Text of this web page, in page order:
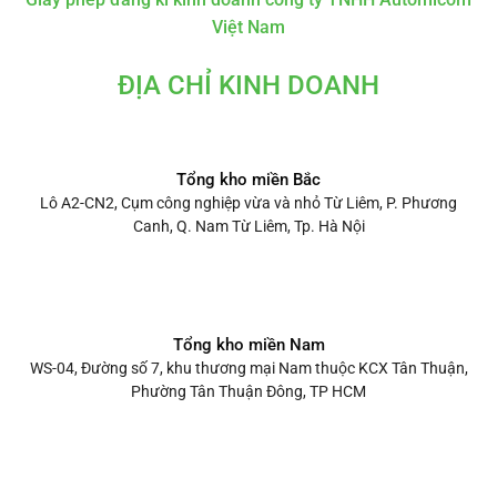
Việt Nam
ĐỊA CHỈ KINH DOANH
Tổng kho miền Bắc
Lô A2-CN2, Cụm công nghiệp vừa và nhỏ Từ Liêm, P. Phương
Canh, Q. Nam Từ Liêm, Tp. Hà Nội
Tổng kho miền Nam
WS-04, Đường số 7, khu thương mại Nam thuộc KCX Tân Thuận,
Phường Tân Thuận Đông, TP HCM